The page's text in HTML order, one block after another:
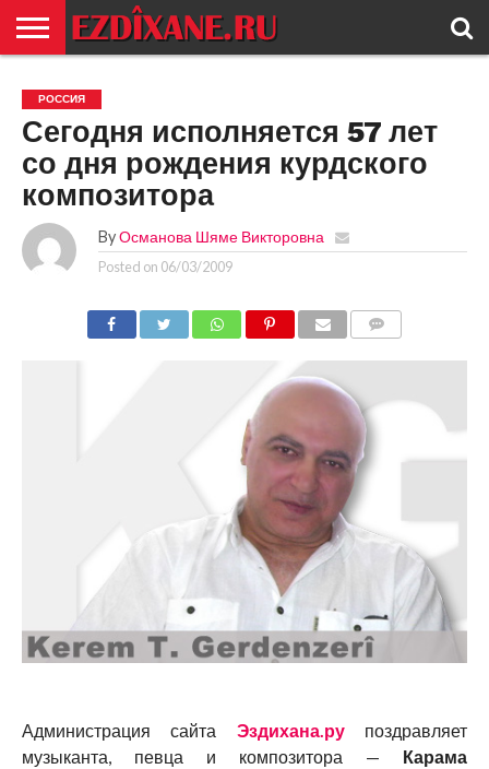
ЕЗИДИЗМ
НОВОСТИ
ИСТОРИЯ
КУЛЬТУРА
КОНТАКТ
РОССИЯ
Сегодня исполняется 57 лет
со дня рождения курдского
композитора
By Османова Шяме Викторовна
Posted on 06/03/2009
Администрация сайта Эздихана.рупоздравляет
музыканта, певца и композитора — Карама